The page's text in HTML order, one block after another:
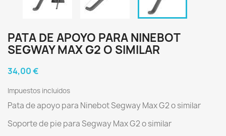
PATA DE APOYO PARA NINEBOT
SEGWAY MAX G2 O SIMILAR
34,00 €
Impuestos incluidos
Pata de apoyo para Ninebot Segway Max G2 o similar
Soporte de pie para Segway Max G2 o similar